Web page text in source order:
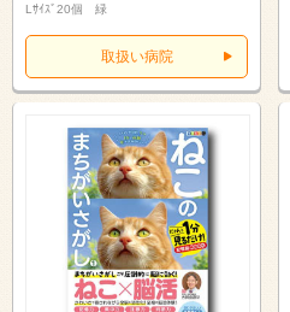
Lｻｲｽﾞ20個 緑
取扱い病院